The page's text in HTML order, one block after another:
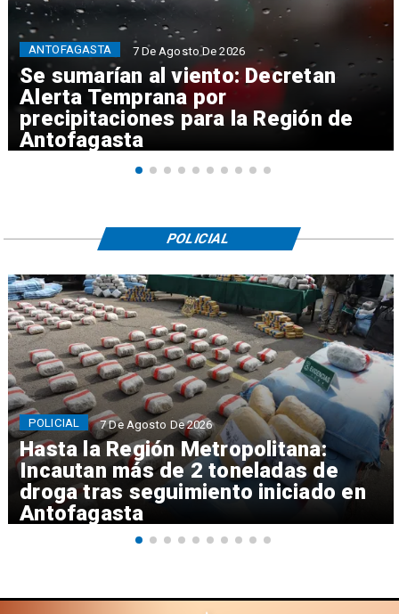
Se sumarían al viento: Decretan
Alerta Temprana por
precipitaciones para la Región de
Antofagasta
ANTOFAGASTA 7 De Agosto De 2026
Hasta la Región Metropolitana:
Incautan más de 2 toneladas de
droga tras seguimiento iniciado en
Antofagasta
POLICIAL 7 De Agosto De 2026
POLICIAL